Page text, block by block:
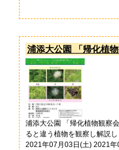
浦添大公園 「帰化植
浦添大公園 「帰化植物観察
ると違う植物を観察し解説
2021年07月03日(土) 2021年